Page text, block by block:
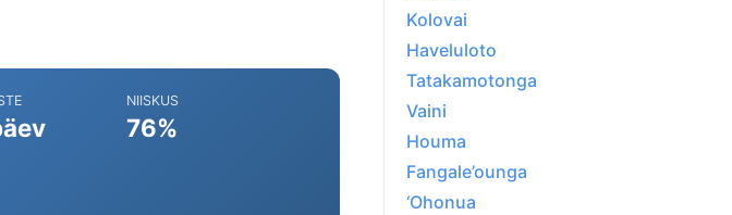
NIISKUS
76%
Kolovai
Haveluloto
Tatakamotonga
Vaini
Houma
Fangale’ounga
‘Ohonua